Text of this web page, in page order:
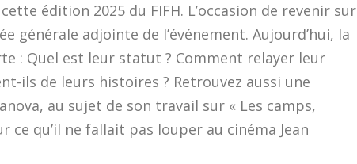
édition 2025 du FIFH. L’occasion de revenir sur
générale adjointe de l’événement. Aujourd’hui, la
: Quel est leur statut ? Comment relayer leur
ils de leurs histoires ? Retrouvez aussi une
au sujet de son travail sur « Les camps,
qu’il ne fallait pas louper au cinéma Jean